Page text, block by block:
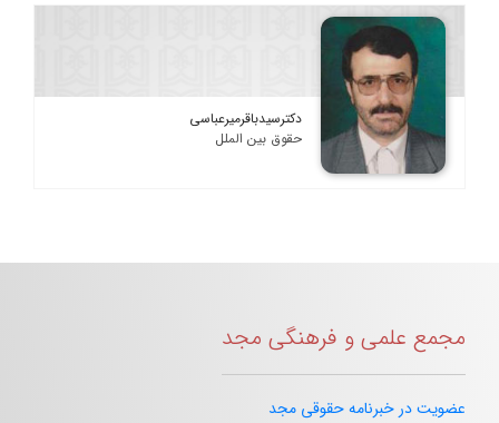
دکترسیدباقرمیرعباسی
حقوق بین الملل
مجمع علمی و فرهنگی مجد
عضویت در خبرنامه حقوقی مجد